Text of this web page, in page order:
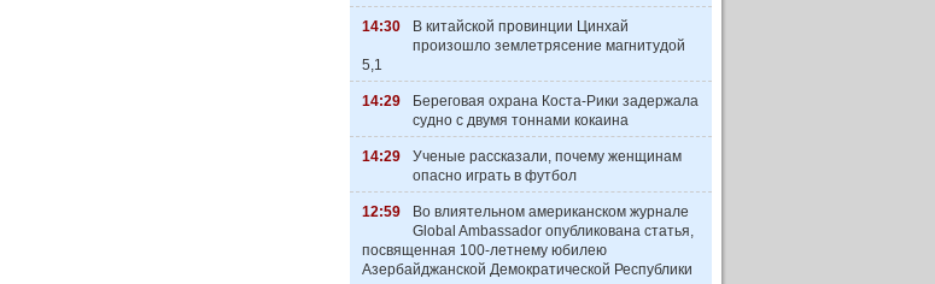
14:30
В китайской провинции Цинхай
произошло землетрясение магнитудой
5,1
14:29
Береговая охрана Коста-Рики задержала
судно с двумя тоннами кокаина
14:29
Ученые рассказали, почему женщинам
опасно играть в футбол
12:59
Во влиятельном американском журнале
Global Ambassador опубликована статья,
посвященная 100-летнему юбилею
Азербайджанской Демократической Республики